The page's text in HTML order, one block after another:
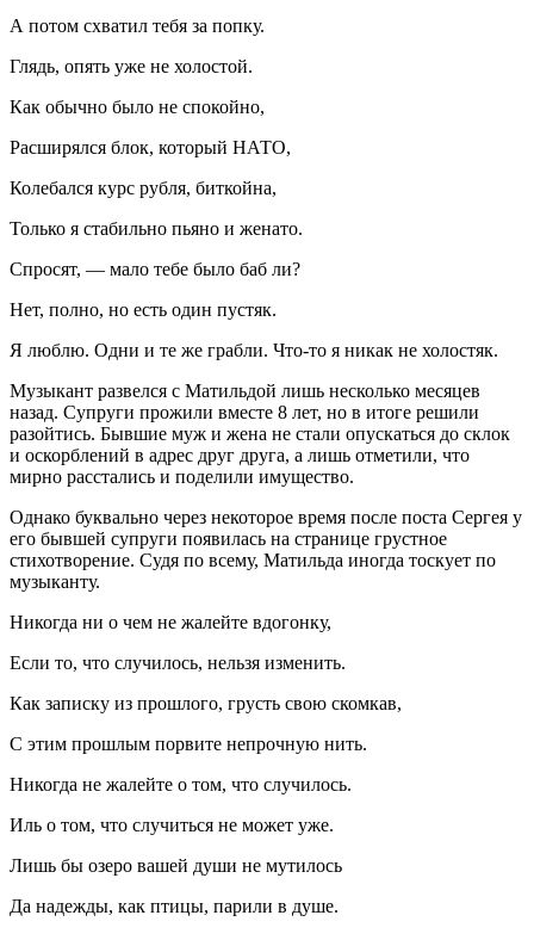
А потом схватил тебя за попку.
Глядь, опять уже не холостой.
Как обычно было не спокойно,
Расширялся блок, который НАТО,
Колебался курс рубля, биткойна,
Только я стабильно пьяно и женато.
Спросят, — мало тебе было баб ли?
Нет, полно, но есть один пустяк.
Я люблю. Одни и те же грабли. Что-то я никак не холостяк.
Музыкант развелся с Матильдой лишь несколько месяцев
назад. Супруги прожили вместе 8 лет, но в итоге решили
разойтись. Бывшие муж и жена не стали опускаться до склок
и оскорблений в адрес друг друга, а лишь отметили, что
мирно расстались и поделили имущество.
Однако буквально через некоторое время после поста Сергея у
его бывшей супруги появилась на странице грустное
стихотворение. Судя по всему, Матильда иногда тоскует по
музыканту.
Никогда ни о чем не жалейте вдогонку,
Если то, что случилось, нельзя изменить.
Как записку из прошлого, грусть свою скомкав,
С этим прошлым порвите непрочную нить.
Никогда не жалейте о том, что случилось.
Иль о том, что случиться не может уже.
Лишь бы озеро вашей души не мутилось
Да надежды, как птицы, парили в душе.